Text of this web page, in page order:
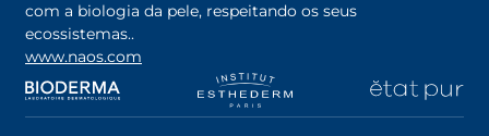
com a biologia da pele, respeitando os seus
ecossistemas..
www.naos.com
abre em uma nova guiaabre em uma nova